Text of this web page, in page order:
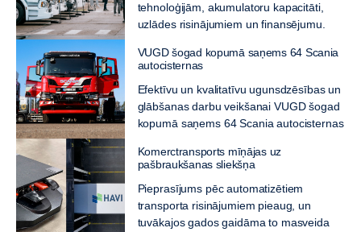
tehnoloģijām, akumulatoru kapacitāti,
uzlādes risinājumiem un finansējumu.
VUGD šogad kopumā saņems 64 Scania
autocisternas
Efektīvu un kvalitatīvu ugunsdzēsības un
glābšanas darbu veikšanai VUGD šogad
kopumā saņems 64 Scania autocisternas
Komerctransports mīņājas uz
pašbraukšanas sliekšņa
Pieprasījums pēc automatizētiem
transporta risinājumiem pieaug, un
tuvākajos gados gaidāma to masveida